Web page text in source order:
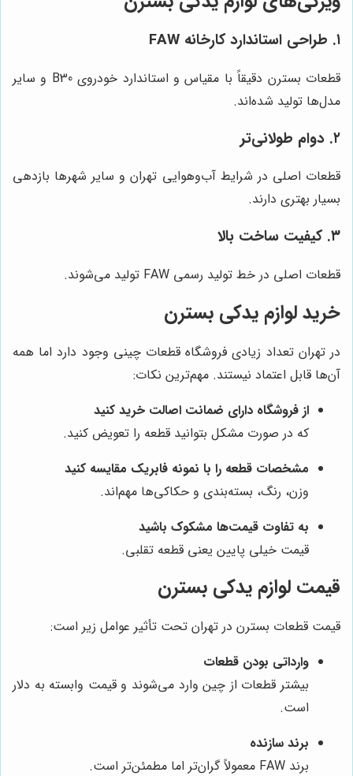
۱. طراحی استاندارد کارخانه FAW
قطعات بسترن دقیقاً با مقیاس و استاندارد خودروی B30 و سایر
مدل‌ها تولید شده‌اند.
۲. دوام طولانی‌تر
قطعات اصلی در شرایط آب‌وهوایی تهران و سایر شهرها بازدهی
بسیار بهتری دارند.
۳. کیفیت ساخت بالا
قطعات اصلی در خط تولید رسمی FAW تولید می‌شوند.
خرید لوازم یدکی بسترن
در تهران تعداد زیادی فروشگاه قطعات چینی وجود دارد اما همه
آن‌ها قابل اعتماد نیستند. مهم‌ترین نکات:
از فروشگاه دارای ضمانت اصالت خرید کنید
که در صورت مشکل بتوانید قطعه را تعویض کنید.
مشخصات قطعه را با نمونه فابریک مقایسه کنید
وزن، رنگ، بسته‌بندی و حکاکی‌ها مهم‌اند.
به تفاوت قیمت‌ها مشکوک باشید
قیمت خیلی پایین یعنی قطعه تقلبی.
قیمت لوازم یدکی بسترن
قیمت قطعات بسترن در تهران تحت تأثیر عوامل زیر است:
وارداتی بودن قطعات
بیشتر قطعات از چین وارد می‌شوند و قیمت وابسته به دلار
است.
برند سازنده
برند FAW معمولاً گران‌تر اما مطمئن‌تر است.